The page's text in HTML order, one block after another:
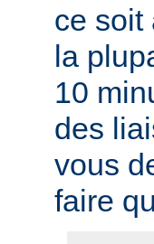
ce soit
la
10
des
vous
faire